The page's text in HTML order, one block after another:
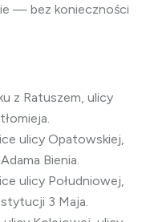
— bez konieczności
z Ratuszem, ulicy
ulicy Opatowskiej,
Bienia.
ulicy Południowej,
3 Maja.